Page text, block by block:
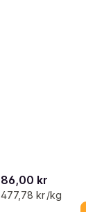
86,00 kr
477,78 kr /kg